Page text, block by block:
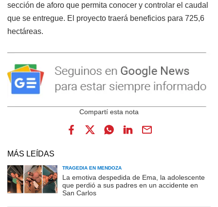
sección de aforo que permita conocer y controlar el caudal
que se entregue. El proyecto traerá beneficios para 725,6
hectáreas.
MÁS LEÍDAS
TRAGEDIA EN MENDOZA
La emotiva despedida de Ema, la adolescente
que perdió a sus padres en un accidente en
San Carlos